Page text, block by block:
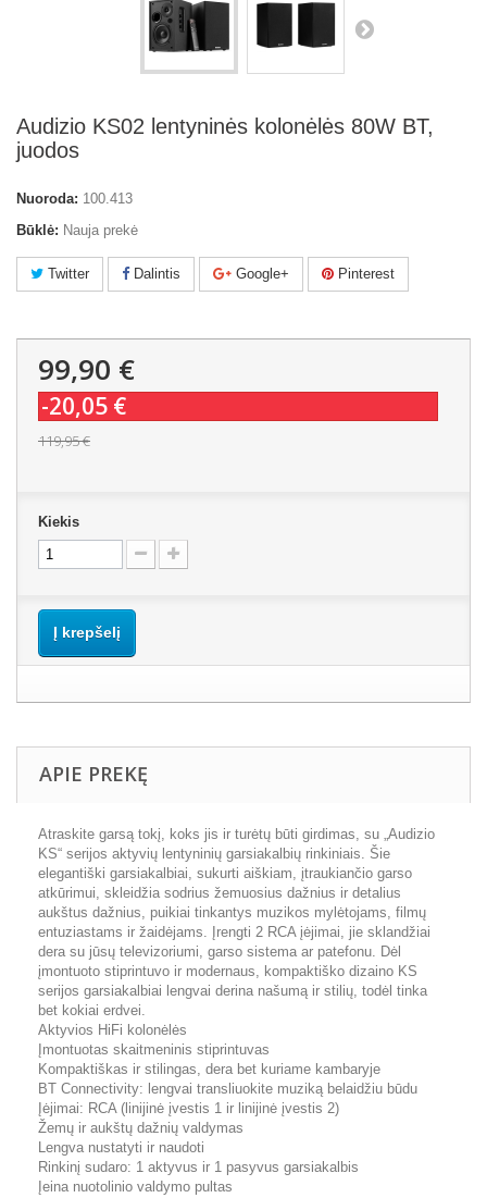
Audizio KS02 lentyninės kolonėlės 80W BT,
juodos
Nuoroda: 100.413
Būklė: Nauja prekė
Twitter Dalintis Google+ Pinterest
99,90 €
-20,05 €
119,95 €
Kiekis
Į krepšelį
APIE PREKĘ
Atraskite garsą tokį, koks jis ir turėtų būti girdimas, su „Audizio
KS“ serijos aktyvių lentyninių garsiakalbių rinkiniais. Šie
elegantiški garsiakalbiai, sukurti aiškiam, įtraukiančio garso
atkūrimui, skleidžia sodrius žemuosius dažnius ir detalius
aukštus dažnius, puikiai tinkantys muzikos mylėtojams, filmų
entuziastams ir žaidėjams. Įrengti 2 RCA įėjimai, jie sklandžiai
dera su jūsų televizoriumi, garso sistema ar patefonu. Dėl
įmontuoto stiprintuvo ir modernaus, kompaktiško dizaino KS
serijos garsiakalbiai lengvai derina našumą ir stilių, todėl tinka
bet kokiai erdvei.
Aktyvios HiFi kolonėlės
Įmontuotas skaitmeninis stiprintuvas
Kompaktiškas ir stilingas, dera bet kuriame kambaryje
BT Connectivity: lengvai transliuokite muziką belaidžiu būdu
Įėjimai: RCA (linijinė įvestis 1 ir linijinė įvestis 2)
Žemų ir aukštų dažnių valdymas
Lengva nustatyti ir naudoti
Rinkinį sudaro: 1 aktyvus ir 1 pasyvus garsiakalbis
Įeina nuotolinio valdymo pultas